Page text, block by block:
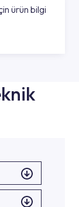
ürün bilgi